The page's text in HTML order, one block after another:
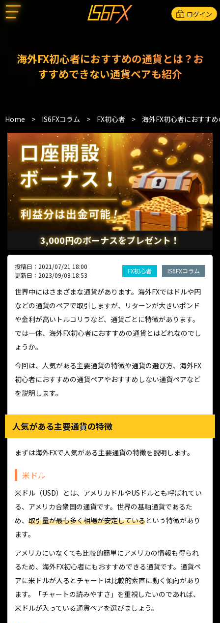
ログイン
海外FX初心者におすすめの通貨とは？お
すすめできない通貨ペアも紹介
Home > IS6FXコラム > FX初心者 > 海外FX初心者におすす
3,000円のボーナスをプレゼント！
投稿日：2021/07/21 18:00
更新日：2023/09/08 18:53
FX初心者 IS6FXコラム
世界中にはさまざまな通貨があります。海外FXではドルや円
などの通貨のペアで取引しますが、リターンが大きいポンド
や金利が高いトルコリラなど、通貨ごとに特徴があります。
では一体、海外FX初心者におすすめの通貨とはどれなのでし
ょうか。
今回は、人気がある主要通貨の特徴や通貨の選び方、海外FX
初心者におすすめの通貨ペアやおすすめしない通貨ペアなど
を説明します。
人気がある主要通貨の特徴
まずは海外FXで人気がある主要通貨の特徴を説明します。
米ドル
米ドル（USD）とは、アメリカドルやUSドルとも呼ばれてい
る、アメリカ合衆国の通貨です。世界の基軸通貨であるた
め、 取引量が最も多く相場が安定しているという特徴があり
ます。
アメリカにいなくても比較的簡単にアメリカの情報も得られ
るため、海外FX初心者にもおすすめできる通貨です。通貨ペ
アに米ドルが入るとチャートは比較的素直に動く傾向があり
ます。「チャートの読みやすさ」を重視したいのであれば、
米ドルが入っている通貨ペアを選びましょう。